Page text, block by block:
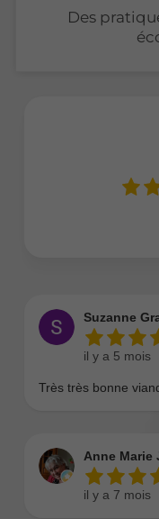
Des